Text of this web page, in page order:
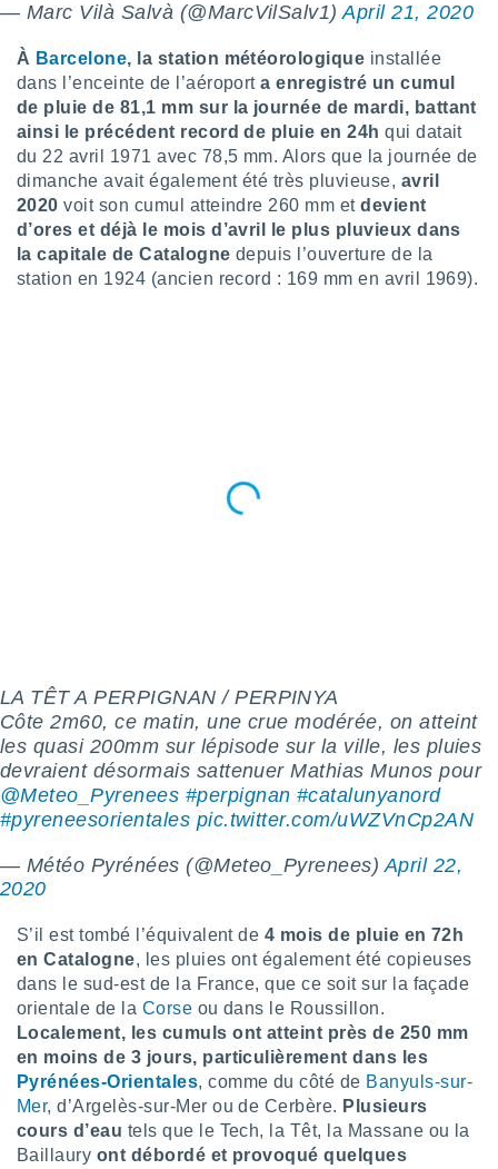
votre
en
le
des
au
de
web.
sur le
et que
ne
le
ou
vous
de la
non
des
— Marc Vilà Salvà (@MarcVilSalv1)April 21, 2020
À Barcelone, la station météorologique installée
dans l’enceinte de l’aéroporta enregistré un cumul
de pluie de 81,1 mm sur la journée de mardi, battant
ainsi le précédent record de pluie en 24h qui datait
du 22 avril 1971 avec 78,5 mm. Alors que la journée de
dimanche avait également été très pluvieuse, avril
2020 voit son cumul atteindre 260 mm etdevient
d’ores et déjà le mois d’avril le plus pluvieux dans
la capitale de Catalogne depuis l’ouverture de la
station en 1924 (ancien record : 169 mm en avril 1969).
LA TÊT A PERPIGNAN / PERPINYA
Côte 2m60, ce matin, une crue modérée, on atteint
les quasi 200mm sur lépisode sur la ville, les pluies
devraient désormais sattenuer Mathias Munos pour
@Meteo_Pyrenees #perpignan #catalunyanord
#pyreneesorientales pic.twitter.com/uWZVnCp2AN
— Météo Pyrénées (@Meteo_Pyrenees)April 22,
2020
S’il est tombé l’équivalent de 4 mois de pluie en 72h
en Catalogne, les pluies ont également été copieuses
dans le sud-est de la France, que ce soit sur la façade
orientale de la Corse ou dans le Roussillon.
Localement, les cumuls ont atteint près de 250 mm
en moins de 3 jours, particulièrement dans les
Pyrénées-Orientales, comme du côté de Banyuls-sur-
Mer, d’Argelès-sur-Mer ou de Cerbère. Plusieurs
cours d’eau tels que le Tech, la Têt, la Massane ou la
Baillaury ont débordé et provoqué quelques